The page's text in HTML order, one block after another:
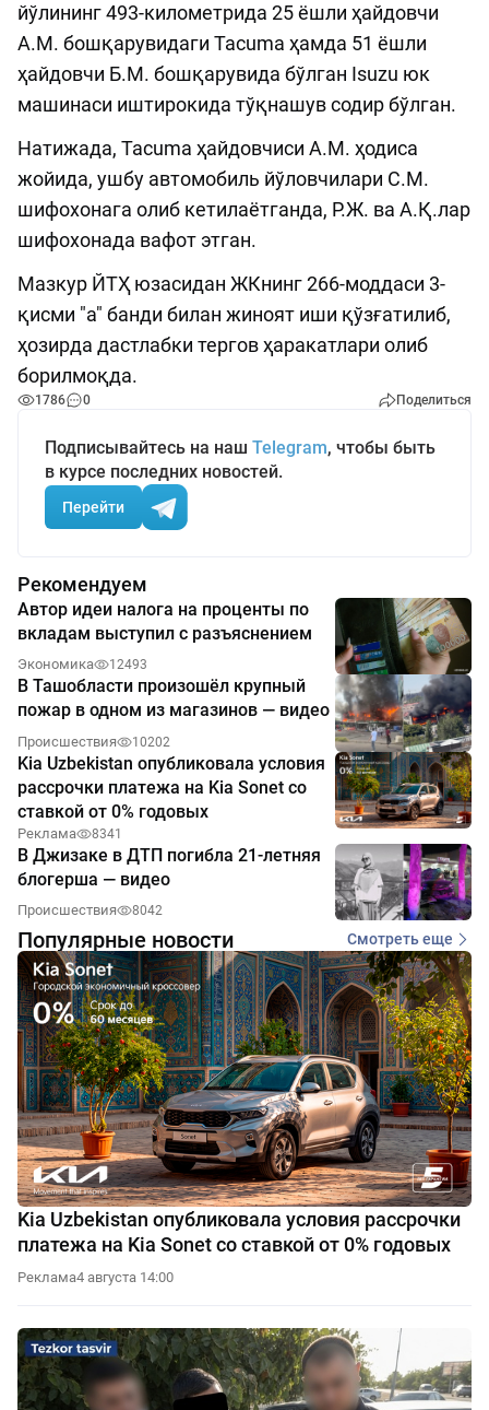
йўлининг 493-километрида 25 ёшли ҳайдовчи
А.М. бошқарувидаги Tacuma ҳамда 51 ёшли
ҳайдовчи Б.М. бошқарувида бўлган Isuzu юк
машинаси иштирокида тўқнашув содир бўлган.
Натижада, Tacuma ҳайдовчиси А.М. ҳодиса
жойида, ушбу автомобиль йўловчилари С.М.
шифохонага олиб кетилаётганда, Р.Ж. ва А.Қ.лар
шифохонада вафот этган.
Мазкур ЙТҲ юзасидан ЖКнинг 266-моддаси 3-
қисми "а" банди билан жиноят иши қўзғатилиб,
ҳозирда дастлабки тергов ҳаракатлари олиб
борилмоқда.
1786 0 Поделиться
Подписывайтесь на наш Telegram, чтобы быть
в курсе последних новостей.
Перейти
Рекомендуем
Автор идеи налога на проценты по
вкладам выступил с разъяснением
Экономика 12493
В Ташобласти произошёл крупный
пожар в одном из магазинов — видео
Происшествия 10202
Kia Uzbekistan опубликовала условия
рассрочки платежа на Kia Sonet со
ставкой от 0% годовых
Реклама 8341
В Джизаке в ДТП погибла 21-летняя
блогерша — видео
Происшествия 8042
Популярные новости Смотреть еще
Kia Uzbekistan опубликовала условия рассрочки
платежа на Kia Sonet со ставкой от 0% годовых
Реклама4 августа 14:00